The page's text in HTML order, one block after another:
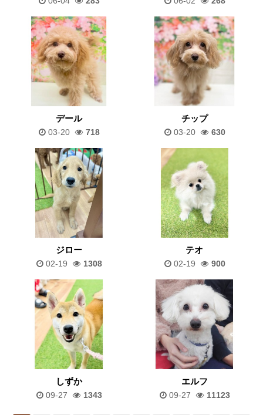
デール
03-20 718
チップ
03-20 630
ジロー
02-19 1308
テオ
02-19 900
しずか
09-27 1343
エルフ
09-27 11123